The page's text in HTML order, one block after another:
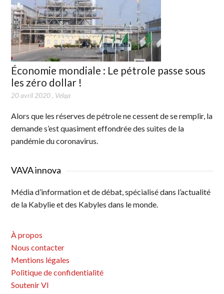
Économie mondiale : Le pétrole passe sous
les zéro dollar !
20 avril 2020, Velqa
Alors que les réserves de pétrole ne cessent de se remplir, la
demande s’est quasiment effondrée des suites de la
pandémie du coronavirus.
VAVA innova
Média d’information et de débat, spécialisé dans l’actualité
de la Kabylie et des Kabyles dans le monde.
À propos
Nous contacter
Mentions légales
Politique de confidentialité
Soutenir VI